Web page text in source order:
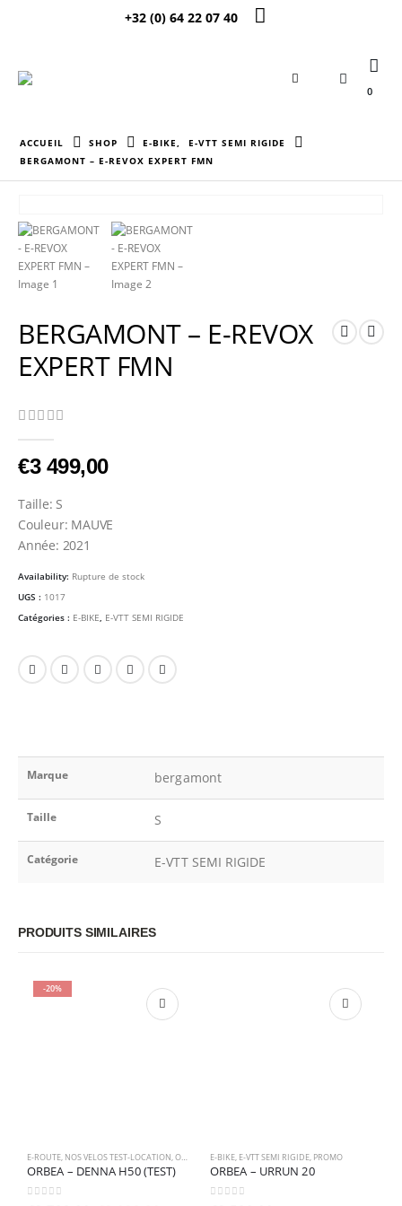
+32 (0) 64 22 07 40
0
ACCUEIL SHOP E-BIKE
E-VTT SEMI RIGIDE
BERGAMONT – E-REVOX EXPERT FMN
BERGAMONT – E-REVOX
EXPERT FMN
0Sur 5
€3 499,00
Taille: S
Couleur: MAUVE
Année: 2021
Availability: Rupture de stock
UGS : 1017
Catégories : E-BIKE, E-VTT SEMI RIGIDE
Marque bergamont
Taille S
Catégorie E-VTT SEMI RIGIDE
PRODUITS SIMILAIRES
-20%
E-ROUTE, NOS VELOS TEST-LOCATION,OCCASION ,E-BIKE
ORBEA – DENNA H50 (TEST)
E-BIKE, E-VTT SEMI RIGIDE, PROMO
ORBEA – URRUN 20